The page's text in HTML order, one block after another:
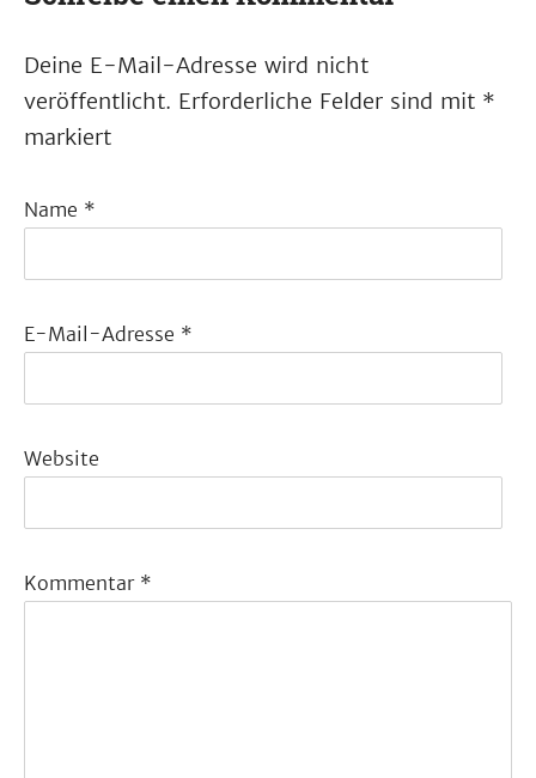
Deine E-Mail-Adresse wird nicht
veröffentlicht. Erforderliche Felder sind mit *
markiert
Name *
E-Mail-Adresse *
Website
Kommentar *